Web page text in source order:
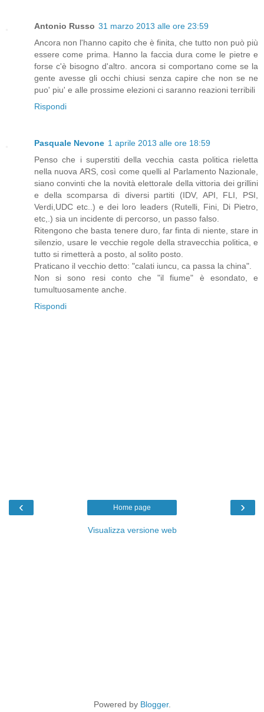
Antonio Russo 31 marzo 2013 alle ore 23:59
Ancora non l'hanno capito che è finita, che tutto non può più
essere come prima. Hanno la faccia dura come le pietre e
forse c'è bisogno d'altro. ancora si comportano come se la
gente avesse gli occhi chiusi senza capire che non se ne
puo' piu' e alle prossime elezioni ci saranno reazioni terribili
Rispondi
Pasquale Nevone 1 aprile 2013 alle ore 18:59
Penso che i superstiti della vecchia casta politica rieletta
nella nuova ARS, così come quelli al Parlamento Nazionale,
siano convinti che la novità elettorale della vittoria dei grillini
e della scomparsa di diversi partiti (IDV, API, FLI, PSI,
Verdi,UDC etc..) e dei loro leaders (Rutelli, Fini, Di Pietro,
etc,.) sia un incidente di percorso, un passo falso.
Ritengono che basta tenere duro, far finta di niente, stare in
silenzio, usare le vecchie regole della stravecchia politica, e
tutto si rimetterà a posto, al solito posto.
Praticano il vecchio detto: "calati iuncu, ca passa la china".
Non si sono resi conto che "il fiume" è esondato, e
tumultuosamente anche.
Rispondi
‹ ›
Home page
Visualizza versione web
Powered by Blogger.